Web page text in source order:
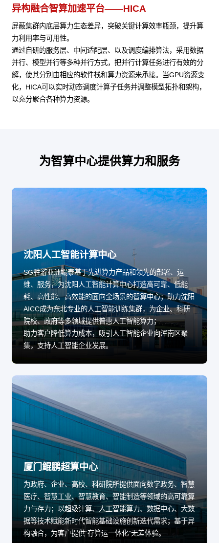
异构融合智算加速平台——HICA
屏蔽集群内底层算力生态差异，突破关键计算效率瓶颈，提升算
力利用率与可用性。
通过自研的服务层、中间适配层、以及调度编排算法，采用数据
并行、模型并行等多种并行方式，把并行计算任务进行有效的分
解，使其分别由相应的软件栈和算力资源来承接。当GPU资源变
化，HICA可以实时动态调度计算子任务并调整模型拓扑和架构，
以充分聚合各种算力资源。
为智算中心提供算力和服务
沈阳人工智能计算中心
SG胜游亚洲鲲泰基于先进算力产品和领先的部署、运
维、服务，为沈阳人工智能计算中心打造高可靠、低能
耗、高性能、高效能的面向全场景的智算中心；助力沈阳
AICC成为东北专业的人工智能训练集群，为企业、科研
院校、政府等多领域提供普惠人工智能算力；
助力客户降低算力成本，吸引人工智能企业向浑南区聚
集，支持人工智能企业发展。
厦门鲲鹏超算中心
为政府、企业、高校、科研院所提供面向数字政务、智慧
医疗、智慧工业、智慧教育、智能制造等领域的高可靠算
力与存力；以超级计算、人工智能算力、数据中心、大数
据等技术赋能新时代智能基础设施创新迭代需求；基于异
构融合，为客户提供“存算运一体化”无差体验。